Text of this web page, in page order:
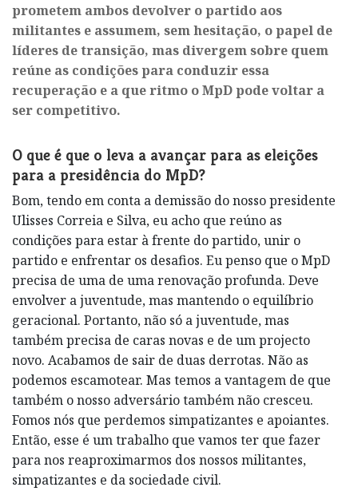
prometem ambos devolver o partido aos
militantes e assumem, sem hesitação, o papel de
líderes de transição, mas divergem sobre quem
reúne as condições para conduzir essa
recuperação e a que ritmo o MpD pode voltar a
ser competitivo.
O que é que o leva a avançar para as eleições
para a presidência do MpD?
Bom, tendo em conta a demissão do nosso presidente
Ulisses Correia e Silva, eu acho que reúno as
condições para estar à frente do partido, unir o
partido e enfrentar os desafios. Eu penso que o MpD
precisa de uma de uma renovação profunda. Deve
envolver a juventude, mas mantendo o equilíbrio
geracional. Portanto, não só a juventude, mas
também precisa de caras novas e de um projecto
novo. Acabamos de sair de duas derrotas. Não as
podemos escamotear. Mas temos a vantagem de que
também o nosso adversário também não cresceu.
Fomos nós que perdemos simpatizantes e apoiantes.
Então, esse é um trabalho que vamos ter que fazer
para nos reaproximarmos dos nossos militantes,
simpatizantes e da sociedade civil.